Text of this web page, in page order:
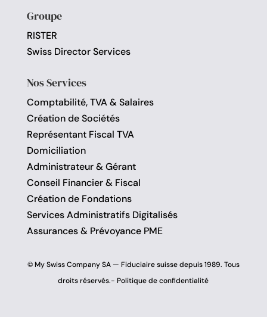
Groupe
RISTER
Swiss Director Services
Nos Services
Comptabilité, TVA & Salaires
Création de Sociétés
Représentant Fiscal TVA
Domiciliation
Administrateur & Gérant
Conseil Financier & Fiscal
Création de Fondations
Services Administratifs Digitalisés
Assurances & Prévoyance PME
© My Swiss Company SA — Fiduciaire suisse depuis 1989. Tous
droits réservés.-Politique de confidentialité